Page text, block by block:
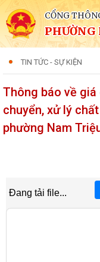
CỔNG
TIN TỨC - SỰ KIỆN
Thông báo về
chuyển, xử lý
phường Nam